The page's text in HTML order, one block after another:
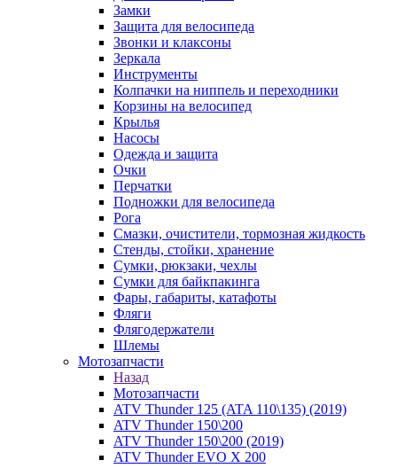
Замки
Защита для велосипеда
Звонки и клаксоны
Зеркала
Инструменты
Колпачки на ниппель и переходники
Корзины на велосипед
Крылья
Насосы
Одежда и защита
Очки
Перчатки
Подножки для велосипеда
Рога
Смазки, очистители, тормозная жидкость
Стенды, стойки, хранение
Сумки, рюкзаки, чехлы
Сумки для байкпакинга
Фары, габариты, катафоты
Фляги
Флягодержатели
Шлемы
Мотозапчасти
Назад
Мотозапчасти
ATV Thunder 125 (ATA 110\135) (2019)
ATV Thunder 150\200
ATV Thunder 150\200 (2019)
ATV Thunder EVO X 200